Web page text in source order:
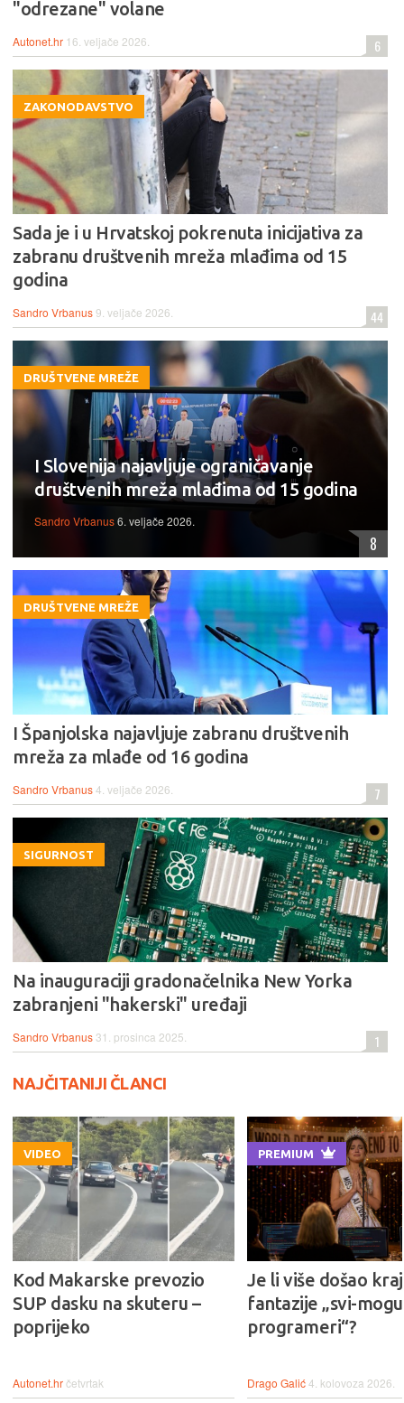
"odrezane" volane
Autonet.hr 16. veljače 2026. 6
ZAKONODAVSTVO
Sada je i u Hrvatskoj pokrenuta inicijativa za
zabranu društvenih mreža mlađima od 15
godina
Sandro Vrbanus9. veljače 2026. 44
DRUŠTVENE MREŽE
I Slovenija najavljuje ograničavanje
društvenih mreža mlađima od 15 godina
Sandro Vrbanus6. veljače 2026.
8
DRUŠTVENE MREŽE
I Španjolska najavljuje zabranu društvenih
mreža za mlađe od 16 godina
Sandro Vrbanus4. veljače 2026. 7
SIGURNOST
Na inauguraciji gradonačelnika New Yorka
zabranjeni "hakerski" uređaji
Sandro Vrbanus 31. prosinca 2025. 1
NAJČITANIJI ČLANCI
VIDEO
Kod Makarske prevozio
SUP dasku na skuteru –
poprijeko
Autonet.hrčetvrtak
PREMIUM
Je li više došao kraj
fantazije „svi-
programeri“?
Drago Galić4. kolovoza 2026.